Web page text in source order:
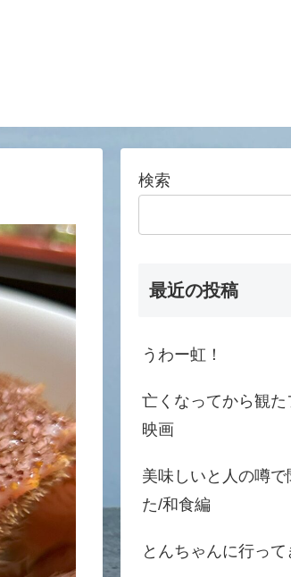
検索
最近の投稿
うわー虹！
亡くなってから観
映画
美味しいと人の噂
た/和食編
とんちゃんに行って